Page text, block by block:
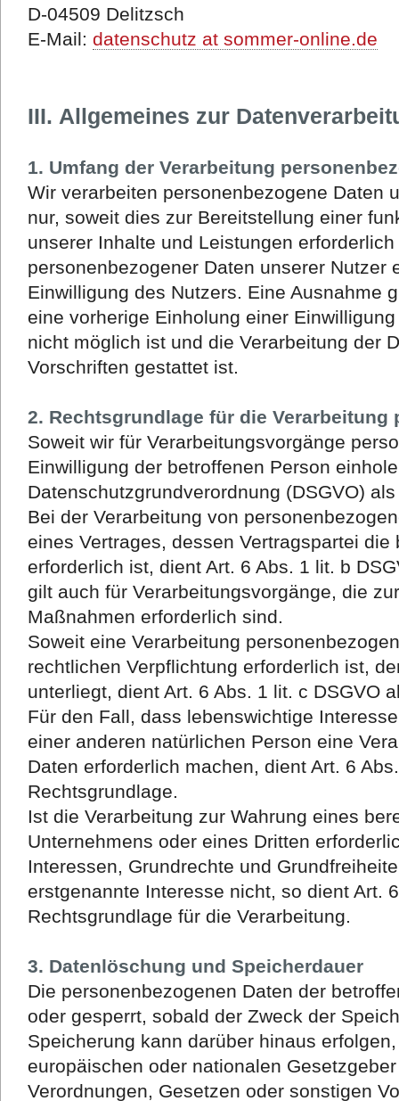
D-04509 Delitzsch
E-Mail: datenschutz at sommer-online.de
III. Allgemeines zur
1. Umfang der Verarbeitung
Wir verarbeiten personenbezogene Daten
nur, soweit dies zur Bereitstellung einer
unserer Inhalte und Leistungen
personenbezogener Daten unserer Nutzer
Einwilligung des Nutzers. Eine Ausnahme
eine vorherige Einholung einer
nicht möglich ist und die Verarbeitung der
Vorschriften gestattet ist.
2. Rechtsgrundlage für die Verarbeitung
Soweit wir für Verarbeitungsvorgänge
Einwilligung der betroffenen Person
Datenschutzgrundverordnung (DSGVO)
Bei der Verarbeitung von
eines Vertrages, dessen Vertragspartei die
erforderlich ist, dient Art. 6 Abs. 1 lit. b
gilt auch für Verarbeitungsvorgänge, die
Maßnahmen erforderlich sind.
Soweit eine Verarbeitung
rechtlichen Verpflichtung erforderlich ist,
unterliegt, dient Art. 6 Abs. 1 lit. c DSGVO
Für den Fall, dass lebenswichtige
einer anderen natürlichen Person eine
Daten erforderlich machen, dient Art. 6
Rechtsgrundlage.
Ist die Verarbeitung zur Wahrung eines
Unternehmens oder eines Dritten
Interessen, Grundrechte und
erstgenannte Interesse nicht, so dient Art.
Rechtsgrundlage für die Verarbeitung.
3. Datenlöschung und Speicherdauer
Die personenbezogenen Daten der
oder gesperrt, sobald der Zweck der
Speicherung kann darüber hinaus
europäischen oder nationalen
Verordnungen, Gesetzen oder sonstigen